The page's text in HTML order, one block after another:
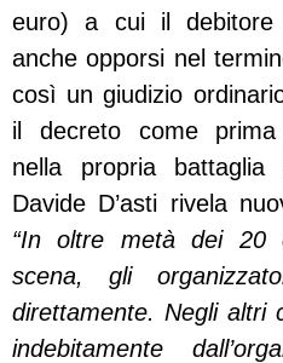
euro) a cui il debitore
anche opporsi nel
così un giudizio
il decreto come prima
nella propria
Davide D’asti rivela
“In oltre metà dei 20
scena, gli
direttamente. Negli altri
indebitamente